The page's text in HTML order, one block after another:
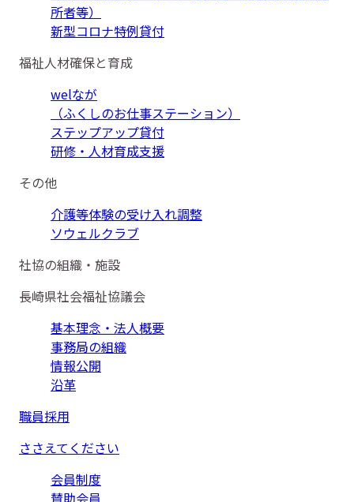
所者等）
新型コロナ特例貸付
福祉人材確保と育成
welなが
（ふくしのお仕事ステーション）
ステップアップ貸付
研修・人材育成支援
その他
介護等体験の受け入れ調整
ソウェルクラブ
社協の組織・施設
長崎県社会福祉協議会
基本理念・法人概要
事務局の組織
情報公開
沿革
職員採用
ささえてください
会員制度
賛助会員